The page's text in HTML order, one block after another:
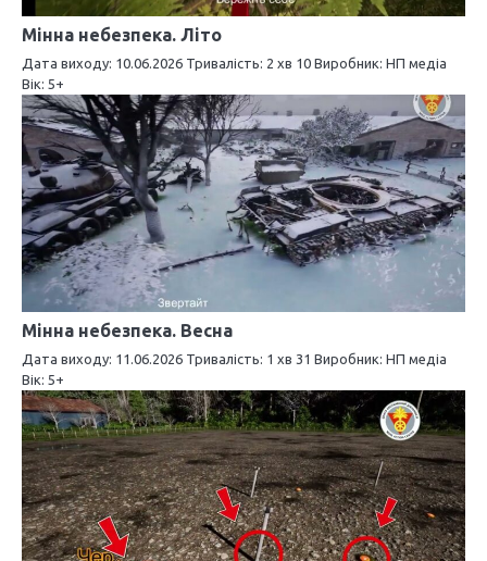
я
з
а
п
и
с
і
Мінна небезпека. Літо
Дата виходу: 10.06.2026 Тривалість: 2 хв 10 Виробник: НП медіа
Вік: 5+
Мінна небезпека. Весна
Дата виходу: 11.06.2026 Тривалість: 1 хв 31 Виробник: НП медіа
Вік: 5+